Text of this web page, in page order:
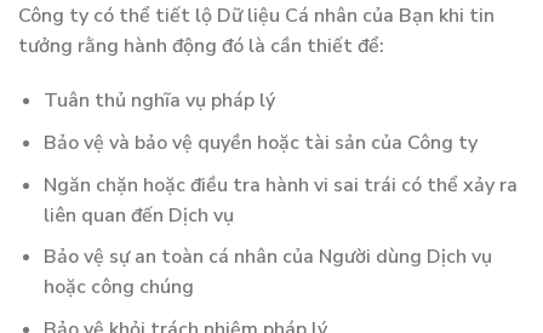
Công ty có thể tiết lộ Dữ liệu Cá nhân của Bạn khi tin
tưởng rằng hành động đó là cần thiết để:
Tuân thủ nghĩa vụ pháp lý
Bảo vệ và bảo vệ quyền hoặc tài sản của Công ty
Ngăn chặn hoặc điều tra hành vi sai trái có thể xảy ra
liên quan đến Dịch vụ
Bảo vệ sự an toàn cá nhân của Người dùng Dịch vụ
hoặc công chúng